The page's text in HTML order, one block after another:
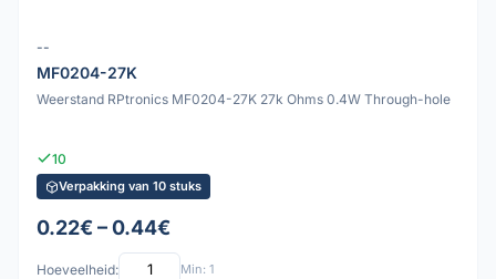
--
MF0204-27K
Weerstand RPtronics MF0204-27K 27k Ohms 0.4W Through-hole
10
Verpakking van 10 stuks
0.22€ – 0.44€
Hoeveelheid: Min: 1